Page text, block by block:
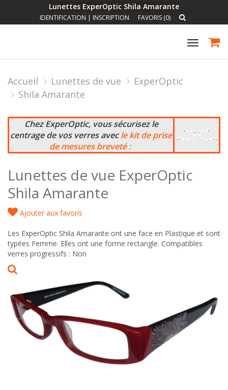
Lunettes ExperOptic Shila Amarante
IDENTIFICATION | INSCRIPTION FAVORIS (0)
Toggle
Accueil Lunettes de vue
ExperOptic
Shila Amarante
Chez ExperOptic, vous sécurisez le
centrage de vos verres avecle kit de prise
de mesures breveté :
Lunettes de vue ExperOptic
Shila Amarante
Ajouter aux favoris
Les ExperOptic Shila Amarante ont une face en Plastique et sont
typées Femme. Elles ont une forme rectangle. Compatibles
verres progressifs : Non